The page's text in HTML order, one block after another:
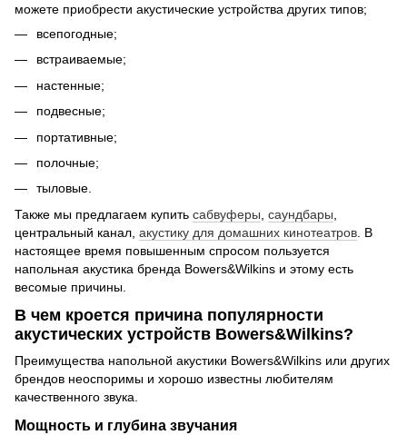
можете приобрести акустические устройства других типов;
всепогодные;
встраиваемые;
настенные;
подвесные;
портативные;
полочные;
тыловые.
Также мы предлагаем купить сабвуферы саундбары
центральный канал, акустику для домашних кинотеатров . В
настоящее время повышенным спросом пользуется
напольная акустика бренда Bowers&Wilkins и этому есть
весомые причины.
В чем кроется причина популярности
акустических устройств Bowers&Wilkins?
Преимущества напольной акустики Bowers&Wilkins или других
брендов неоспоримы и хорошо известны любителям
качественного звука.
Мощность и глубина звучания